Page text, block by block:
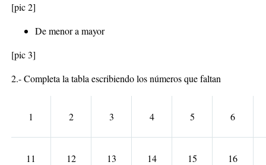
[pic 2]
De menor a mayor
[pic 3]
2.- Completa la tabla escribiendo los números que faltan
1 2 3 4 5 6
11 12 13 14 15 16